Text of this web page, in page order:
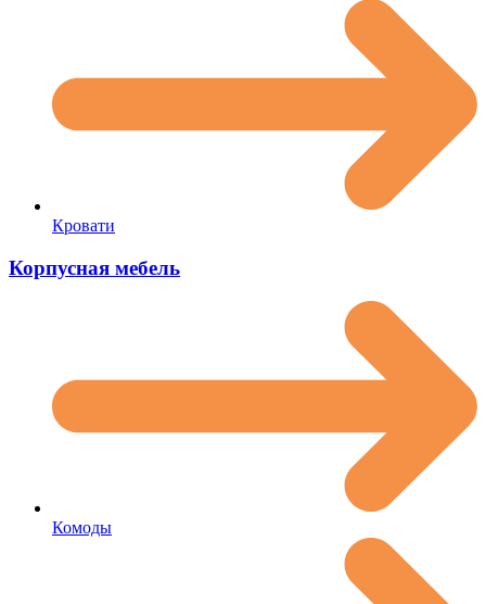
Кровати
Корпусная мебель
Комоды